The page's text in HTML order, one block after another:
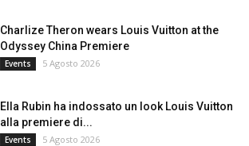
Charlize Theron wears Louis Vuitton at the
Odyssey China Premiere
Events 5 Agosto 2026
Ella Rubin ha indossato un look Louis Vuitton
alla premiere di...
Events 5 Agosto 2026